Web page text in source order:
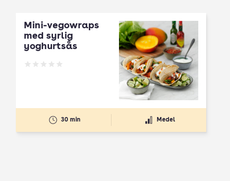
Mini-vegowraps
med syrlig
yoghurtsås
Betyg: 0 av 5
30 min Medel